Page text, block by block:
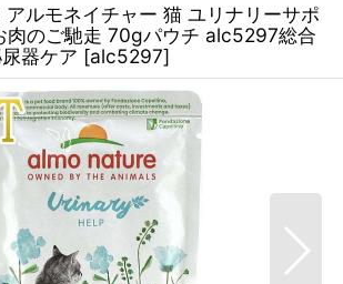
ルモネイチャー 猫 ユリナリーサポ
肉のご馳走 70gパウチ alc5297総合
器ケア [alc5297]